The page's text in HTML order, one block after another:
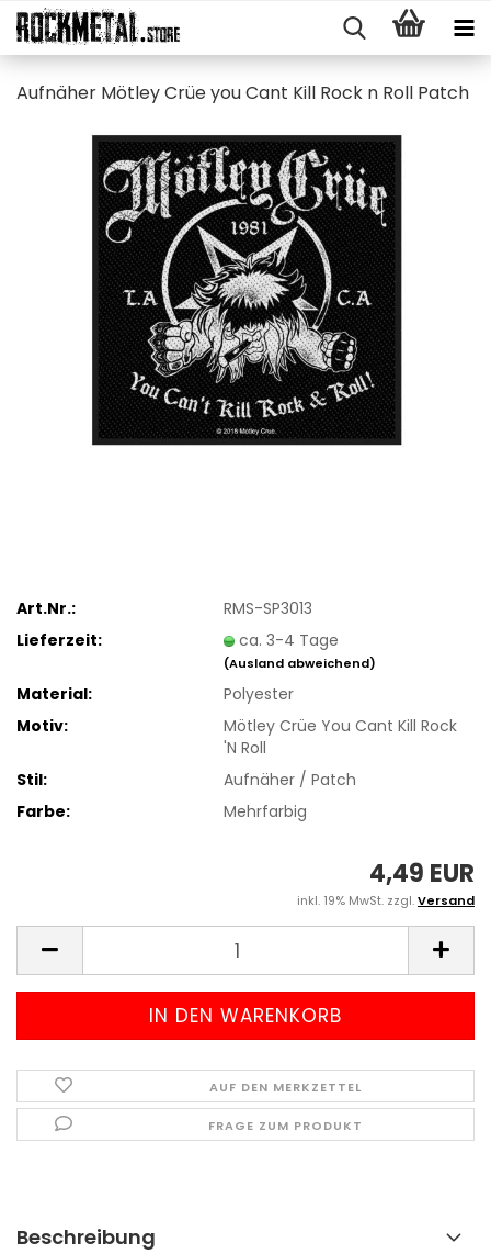
Auf­nä­her Möt­ley Crüe you Cant Kill Rock n Roll Patch
Art.Nr.:
RMS-SP3013
Lieferzeit:
ca. 3-4 Tage
(Ausland abweichend)
Material:
Polyester
Motiv:
Mötley Crüe You Cant Kill Rock
'N Roll
Stil:
Aufnäher / Patch
Farbe:
Mehrfarbig
4,49 EUR
inkl. 19% MwSt. zzgl.Versand
AUF DEN MERKZETTEL
FRAGE ZUM PRODUKT
Beschreibung